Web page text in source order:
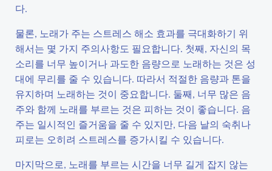
다.
물론, 노래가 주는 스트레스 해소 효과를 극대화하기 위
해서는 몇 가지 주의사항도 필요합니다. 첫째, 자신의 목
소리를 너무 높이거나 과도한 음량으로 노래하는 것은 성
대에 무리를 줄 수 있습니다. 따라서 적절한 음량과 톤을
유지하며 노래하는 것이 중요합니다. 둘째, 너무 많은 음
주와 함께 노래를 부르는 것은 피하는 것이 좋습니다. 음
주는 일시적인 즐거움을 줄 수 있지만, 다음 날의 숙취나
피로는 오히려 스트레스를 증가시킬 수 있습니다.
마지막으로, 노래를 부르는 시간을 너무 길게 잡지 않는